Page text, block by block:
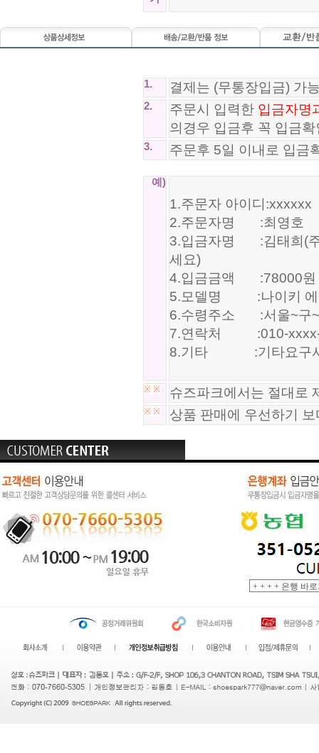
1. 결제는 (무통장입금) 가
2. 주문시 입력한 입금자명
의경우 입금후 꼭 입금
3. 주문후 5일 이내로 입금
예)
1.주문자 아이디:xxxxxx
2.주문자명 :최영호
3.입금자명 :김태희(주
세요)
4.입금금액 :78000원
5.모델명 :나이키 에
6.수령주소 :서울~구~
7.연락처 :010-
8.기타 :기타요구사
※ ※ 슈즈파크에서는 절대로
※ ※ 상품 판매에 우선하기